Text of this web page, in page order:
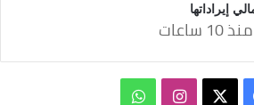
إيراداتها
منذ 10 ساعات
فيسبوك انستقرامواتساب